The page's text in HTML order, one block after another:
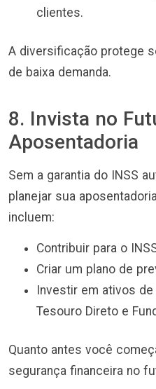
clientes.
A diversificação protege
de baixa demanda.
8. Invista no
Aposentadoria
Sem a garantia do INSS
planejar sua
incluem:
Contribuir para o
Criar um plano de
Investir em ativos
Tesouro Direto e
Quanto antes você
segurança financeira no